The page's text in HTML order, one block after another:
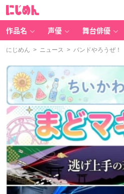
作品名 声優 舞台俳優
にじめん > ニュース > バンドやろうぜ！